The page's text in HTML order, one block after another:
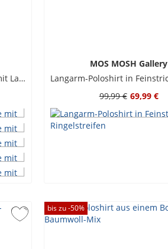
Piqué-Poloshirt aus Baumwolle mit Label-Stickerei, Regular Fit
MOS MOSH Gallery
99,99 € 69,99 €
bis zu -50%